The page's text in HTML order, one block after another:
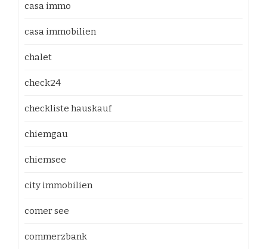
casa immo
casa immobilien
chalet
check24
checkliste hauskauf
chiemgau
chiemsee
city immobilien
comer see
commerzbank